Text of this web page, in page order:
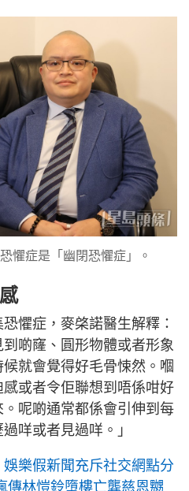
懼症是「幽閉恐懼症」。
懼症，麥棨諾醫生解釋：
到啲窿、圓形物體或者形象
就會覺得好毛骨悚然。嗰
或者令佢聯想到唔係咁好
呢啲通常都係會引伸到每
咩或者見過咩。」
樂假新聞充斥社交網點分
傳林愷鈴墮樓亡龔慈恩嬲